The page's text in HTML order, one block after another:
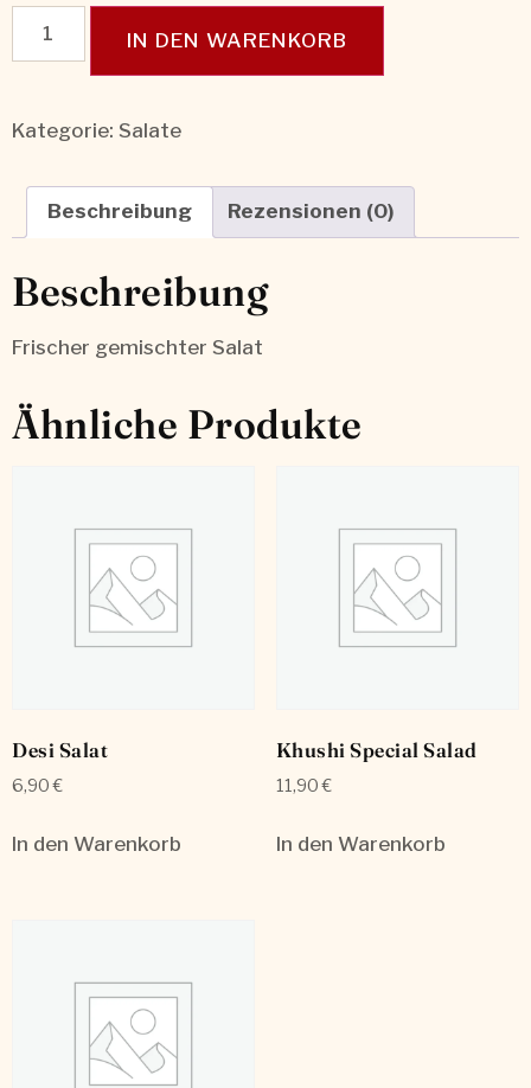
IN DEN WARENKORB
Kategorie: Salate
Beschreibung Rezensionen (0)
Beschreibung
Frischer gemischter Salat
Ähnliche Produkte
Desi Salat
6,90€
In den Warenkorb
Khushi Special Salad
11,90€
In den Warenkorb